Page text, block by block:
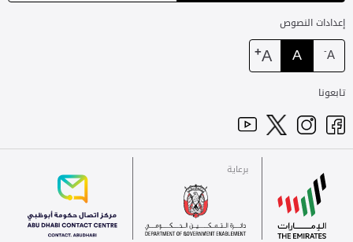
إعدادات النصوص
A
-
A
A
+
تابعونا
برعاية